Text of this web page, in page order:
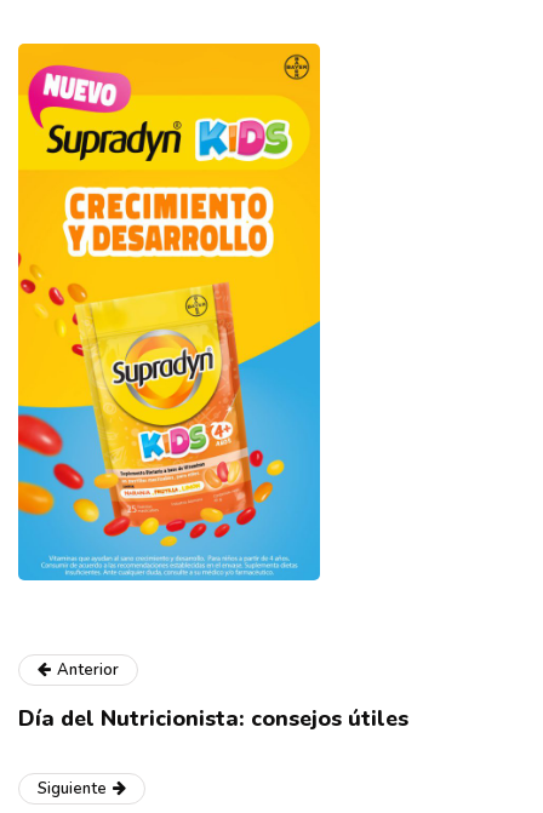
Anterior
Día del Nutricionista: consejos útiles
Siguiente